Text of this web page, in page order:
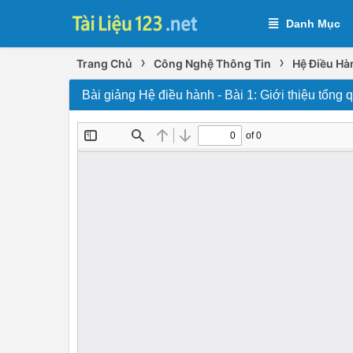
Danh Mục
Trang Chủ › Công Nghệ Thông Tin › Hệ Điều
Bài giảng Hệ điều hành - Bài 1: Giới thiệu tổng